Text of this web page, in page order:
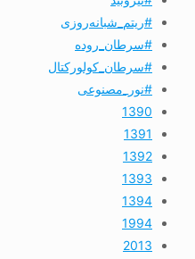
#ریتم_شبانه‌روزی
#سرطان_روده
#سرطان_کولورکتال
#نور_مصنوعی
1390
1391
1392
1393
1394
1994
2013